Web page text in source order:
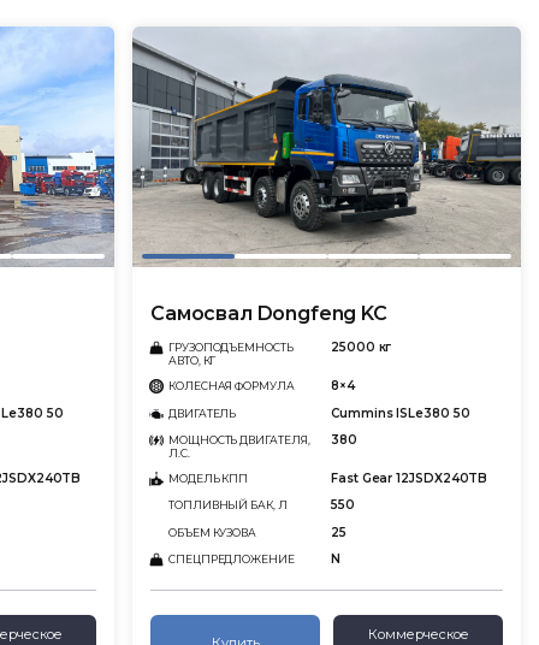
50
Самосвал Dongfeng KC
ГРУЗОПОДЪЕМНОСТЬ
АВТО, КГ
25000 кг
КОЛЕСНАЯ ФОРМУЛА 8×4
ДВИГАТЕЛЬ Cummins ISLe380 50
МОЩНОСТЬ ДВИГАТЕЛЯ,
Л.С.
380
МОДЕЛЬ КПП Fast Gear 12JSDX240TB
ТОПЛИВНЫЙ БАК, Л 550
ОБЪЕМ КУЗОВА 25
СПЕЦПРЕДЛОЖЕНИЕ N
Коммерческое